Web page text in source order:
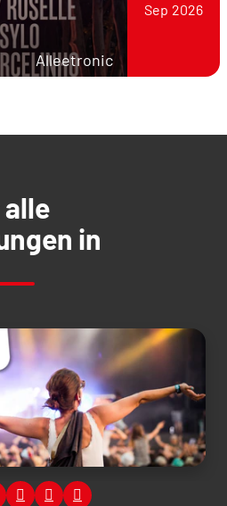
Alleetronic
Sep 2026
in